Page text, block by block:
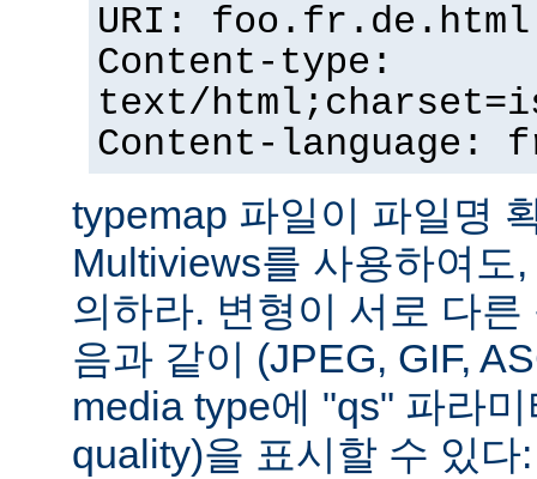
URI: foo.fr.de.html
Content-type:
text/
Content-language:
typemap 파일이 파일명
Multiviews를 사용하여도
의하라. 변형이 서로 다
음과 같이 (JPEG, GIF,
media type에 "qs" 파라
quality)을 표시할 수 있다: